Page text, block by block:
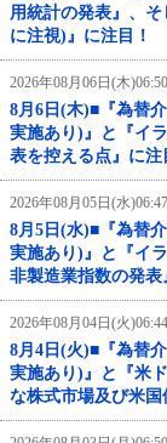
用統計の発表』、
に注視)』に注目！
2026年08月06日(木
8月6日(木)■『為替
実施あり)』と『イ
表を控える点』に注
2026年08月05日(水
8月5日(水)■『為替
実施あり)』と『イ
非製造業指数の発表
2026年08月04日(火
8月4日(火)■『為替
実施あり)』と『米
な株式市場及び米国